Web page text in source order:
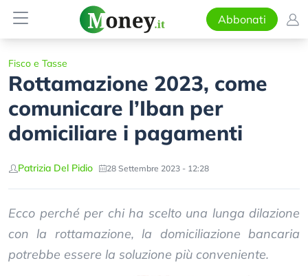
Abbonati
Fisco e Tasse
Rottamazione 2023, come
comunicare l’Iban per
domiciliare i pagamenti
Patrizia Del Pidio 28 Settembre 2023 - 12:28
Ecco perché per chi ha scelto una lunga dilazione
con la rottamazione, la domiciliazione bancaria
potrebbe essere la soluzione più conveniente.